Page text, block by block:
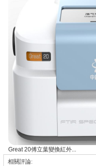
Great 20傅立葉變換紅外...
相關評論: